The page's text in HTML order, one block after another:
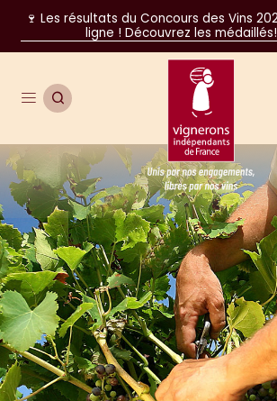
🍷 Les résultats du Concours des Vins
ligne ! Découvrez les médaillés!
Ouvrir le menu de
OUVRIR LA RECHERCHE
Unis par nos